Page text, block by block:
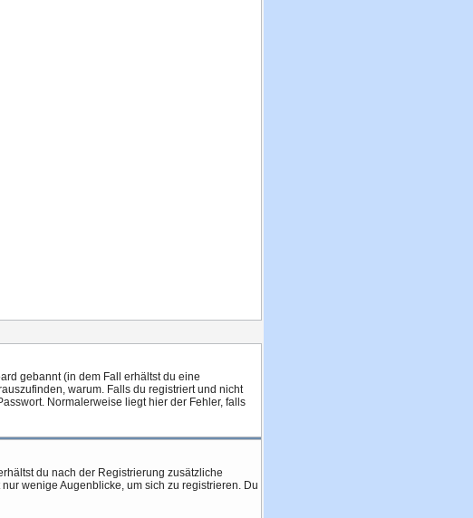
gebannt (in dem Fall erhältst du eine
warum. Falls du registriert und nicht
Normalerweise liegt hier der Fehler, falls
du nach der Registrierung zusätzliche
wenige Augenblicke, um sich zu registrieren. Du